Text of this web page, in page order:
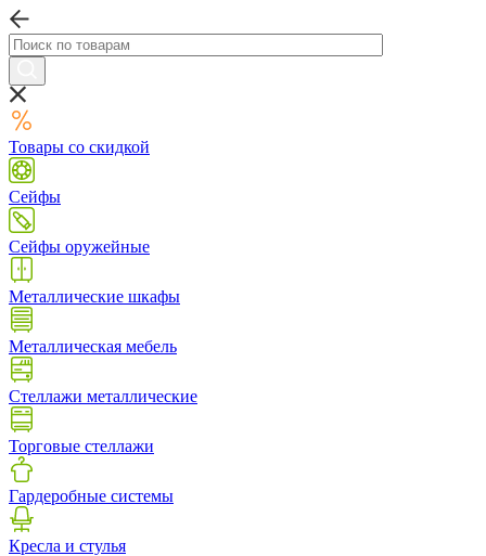
Товары со скидкой
Сейфы
Сейфы оружейные
Металлические шкафы
Металлическая мебель
Стеллажи металлические
Торговые стеллажи
Гардеробные системы
Кресла и стулья